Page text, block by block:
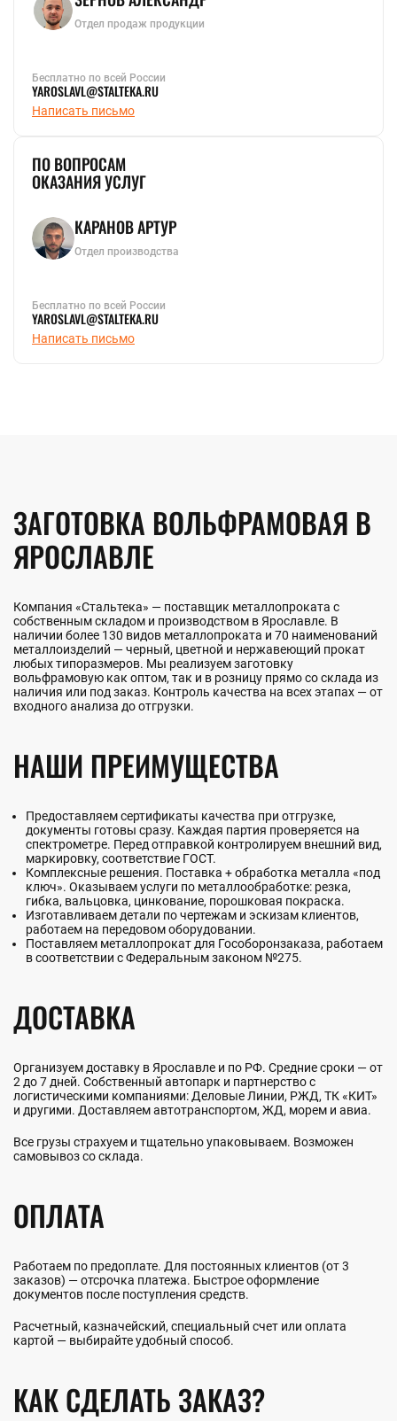
Отдел продаж продукции
Бесплатно по всей России
YAROSLAVL@STALTEKA.RU
Написать письмо
ПО ВОПРОСАМ
ОКАЗАНИЯ УСЛУГ
КАРАНОВ АРТУР
Отдел производства
Бесплатно по всей России
YAROSLAVL@STALTEKA.RU
Написать письмо
ЗАГОТОВКА ВОЛЬФРАМОВАЯ В
ЯРОСЛАВЛЕ
Компания «Стальтека» — поставщик металлопроката с
собственным складом и производством в Ярославле. В
наличии более 130 видов металлопроката и 70 наименований
металлоизделий — черный, цветной и нержавеющий прокат
любых типоразмеров. Мы реализуем заготовку
вольфрамовую как оптом, так и в розницу прямо со склада из
наличия или под заказ. Контроль качества на всех этапах — от
входного анализа до отгрузки.
НАШИ ПРЕИМУЩЕСТВА
Предоставляем сертификаты качества при отгрузке,
документы готовы сразу. Каждая партия проверяется на
спектрометре. Перед отправкой контролируем внешний вид,
маркировку, соответствие ГОСТ.
Комплексные решения. Поставка + обработка металла «под
ключ». Оказываем услуги по металлообработке: резка,
гибка, вальцовка, цинкование, порошковая покраска.
Изготавливаем детали по чертежам и эскизам клиентов,
работаем на передовом оборудовании.
Поставляем металлопрокат для Гособоронзаказа, работаем
в соответствии с Федеральным законом №275.
ДОСТАВКА
Организуем доставку в Ярославле и по РФ. Средние сроки — от
2 до 7 дней. Собственный автопарк и партнерство с
логистическими компаниями: Деловые Линии, РЖД, ТК «КИТ»
и другими. Доставляем автотранспортом, ЖД, морем и авиа.
Все грузы страхуем и тщательно упаковываем. Возможен
самовывоз со склада.
ОПЛАТА
Работаем по предоплате. Для постоянных клиентов (от 3
заказов) — отсрочка платежа. Быстрое оформление
документов после поступления средств.
Расчетный, казначейский, специальный счет или оплата
картой — выбирайте удобный способ.
КАК СДЕЛАТЬ ЗАКАЗ?